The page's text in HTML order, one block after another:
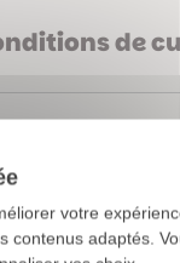
de
votre
contenus adaptés.